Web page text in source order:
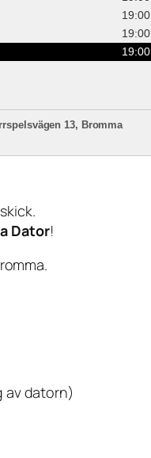
19:00
19:00
19:00
13, Bromma
Dator!
av datorn)